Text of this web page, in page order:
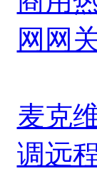
网网
麦克
调远